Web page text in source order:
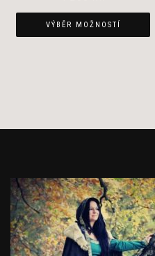
VÝBĚR MOŽNOSTÍ